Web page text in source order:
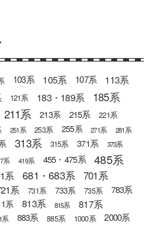
103系 105系 107系 113系
121系 183・189系 185系
211系 213系 215系 221系
251系 253系 255系 271系
281系
313系 315系 371系 373系
系 419系 455・475系 485系
系 681・683系 701系
系 731系 733系 735系 783系
系 813系 815系 817系
系 883系 885系 1000系 2000系